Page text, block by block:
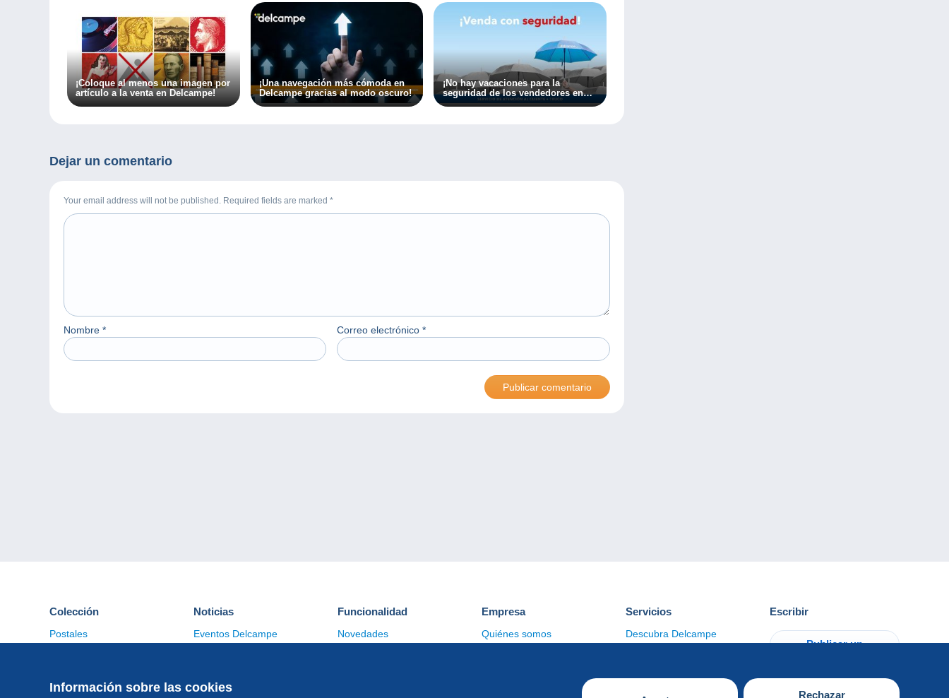
¡Coloque al menos una imagen por
artículo a la venta en Delcampe!
¡Una navegación más cómoda en
Delcampe gracias al modo oscuro!
¡No hay vacaciones para la
seguridad de los vendedores en
Delcampe!
Dejar un comentario
Your email address will not be published. Required fields are marked *
Nombre * Correo electrónico *
Información sobre las cookies
Rechazar
Colección
Postales
Otras colecciones
Noticias
Eventos Delcampe
Funcionalidad
Novedades
Empresa
Quiénes somos
Servicios
Descubra Delcampe
Escribir
Publicar un